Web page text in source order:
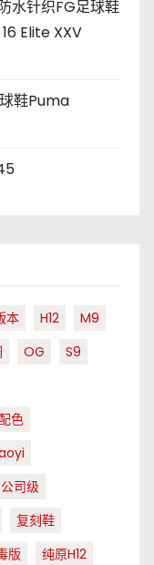
水针织FG足球鞋
Elite XXV
鞋Puma
本 H12
M9
OG
S9
色
公司级
复刻鞋
版
纯原H12